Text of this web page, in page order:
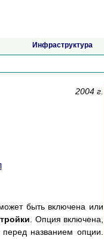
Инфраструктура
2004 г.
быть включена или
. Опция включена,
названием опции.